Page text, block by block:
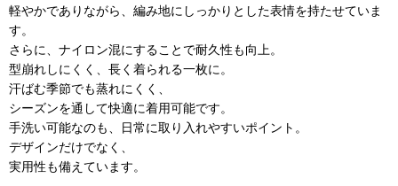
軽やかでありながら、編み地にしっかりとした表情を持たせていま
す。
さらに、ナイロン混にすることで耐久性も向上。
型崩れしにくく、長く着られる一枚に。
汗ばむ季節でも蒸れにくく、
シーズンを通して快適に着用可能です。
手洗い可能なのも、日常に取り入れやすいポイント。
デザインだけでなく、
実用性も備えています。